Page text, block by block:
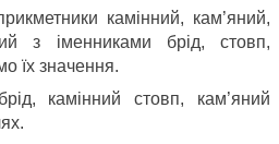
камінний, кам’яний,
з іменниками брід, стовп,
їх значення.
камінний стовп, кам’яний